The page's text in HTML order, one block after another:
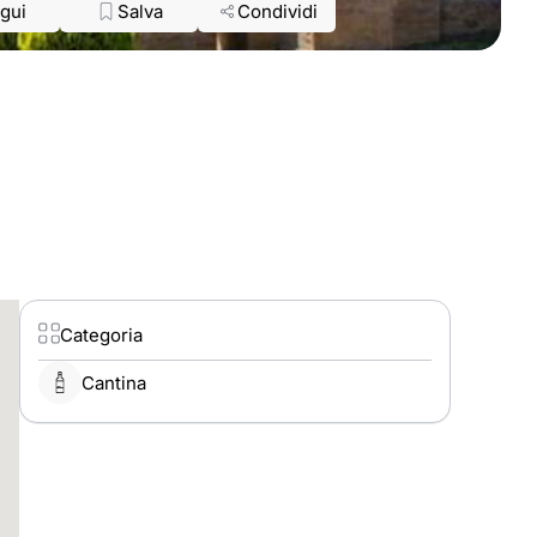
Salva Condividi
Categoria
Cantina